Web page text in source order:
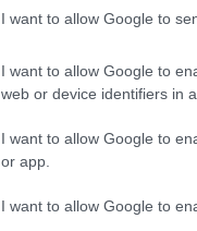
I want to allow Google to
I want to allow Google to
web or device identifiers in
I want to allow Google to
or app.
I want to allow Google to